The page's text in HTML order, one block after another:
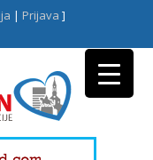
| Prijava ]